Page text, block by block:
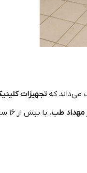
می‌داند که تجهیزات
مهداد طب
،